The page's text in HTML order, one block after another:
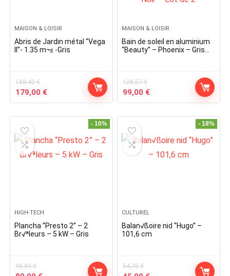
MAISON & LOISIR
Abris de Jardin métal “Vega
II”- 1.35 m¬≤ -Gris
188,42€
Original
price
179,00 €Current
price
MAISON & LOISIR
Bain de soleil en aluminium
“Beauty” – Phoenix – Gris
128,57€
Original
price
99,00 €Current
price
- 10%
HIGH-TECH
Plancha “Presto 2” – 2
Br√ªleurs – 5 kW – Gris
98,89€
- 18%
CULTUREL
Balan√ßoire nid “Hugo” –
101,6 cm
54,75€